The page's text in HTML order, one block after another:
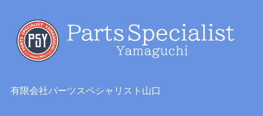
有限会社パーツスペシャリスト山口